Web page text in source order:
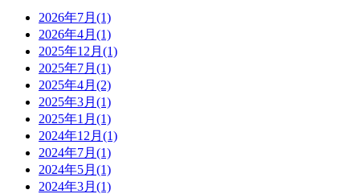
2026年7月 (1)
2026年4月 (1)
2025年12月 (1)
2025年7月 (1)
2025年4月 (2)
2025年3月 (1)
2025年1月 (1)
2024年12月 (1)
2024年7月 (1)
2024年5月 (1)
2024年3月 (1)